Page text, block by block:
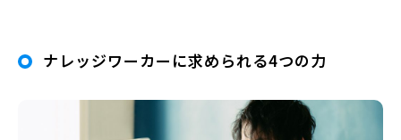
ナレッジワーカーに求められる4つの力